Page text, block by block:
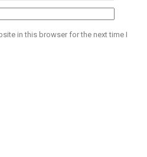
in this browser for the next time I